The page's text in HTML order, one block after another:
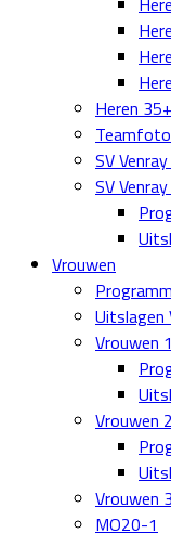
Heren 35+
SV
SV
Vrouwen
Uitslagen
Vrouwen 1
Vrouwen 2
Vrouwen
MO20-1